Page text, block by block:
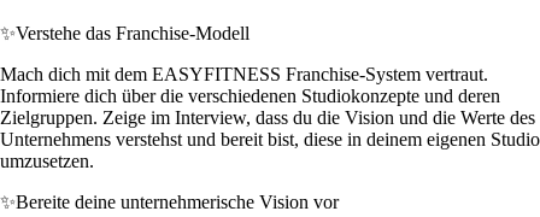
✨Verstehe das Franchise-Modell
Mach dich mit dem EASYFITNESS Franchise-System vertraut.
Informiere dich über die verschiedenen Studiokonzepte und deren
Zielgruppen. Zeige im Interview, dass du die Vision und die Werte des
Unternehmens verstehst und bereit bist, diese in deinem eigenen Studio
umzusetzen.
✨Bereite deine unternehmerische Vision vor